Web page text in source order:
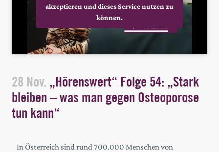
akzeptieren und dieses Service nutzen zu
können.
28 Nov. „Hörenswert“ Folge 54: „Stark
bleiben – was man gegen Osteoporose
tun kann“
In Österreich sind rund 700.000 Menschen von